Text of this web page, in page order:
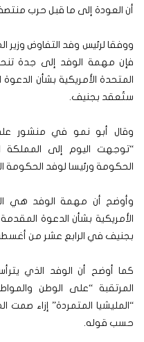
أن العودة إلى ما قبل حرب
ووفقا لرئيس وفد التفاوض وزير
فإن مهمة الوفد إلى جدة
المتحدة الأمريكية بشأن
ستُعقد بجنيف.
وقال أبو نمو في منشور
“توجهت اليوم إلى المملكة
الحكومة ورئيسا لوفد الحكومة
وأوضح أن مهمة الوفد هي
الأمريكية بشأن الدعوة
بجنيف في الرابع عشر من
كما أوضح أن الوفد الذي
المرتقبة “على الوطن
“المليشيا المتمردة” إزاء صمت
حسب قوله.